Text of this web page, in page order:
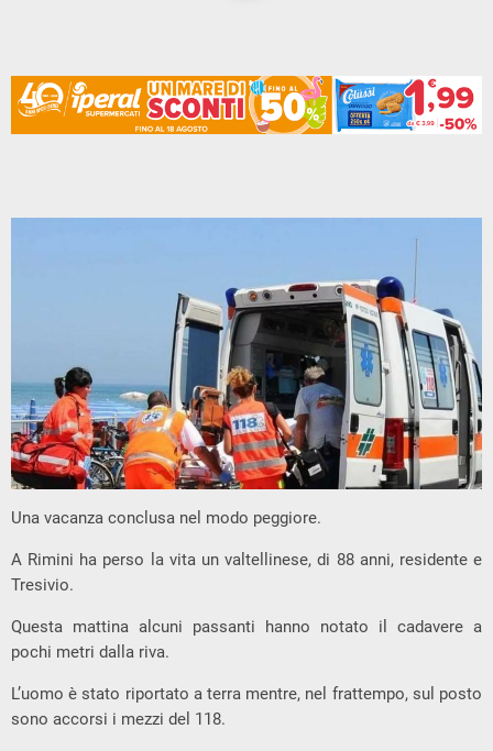
Una vacanza conclusa nel modo peggiore.
A Rimini ha perso la vita un valtellinese, di 88 anni, residente e
Tresivio.
Questa mattina alcuni passanti hanno notato il cadavere a
pochi metri dalla riva.
L’uomo è stato riportato a terra mentre, nel frattempo, sul posto
sono accorsi i mezzi del 118.